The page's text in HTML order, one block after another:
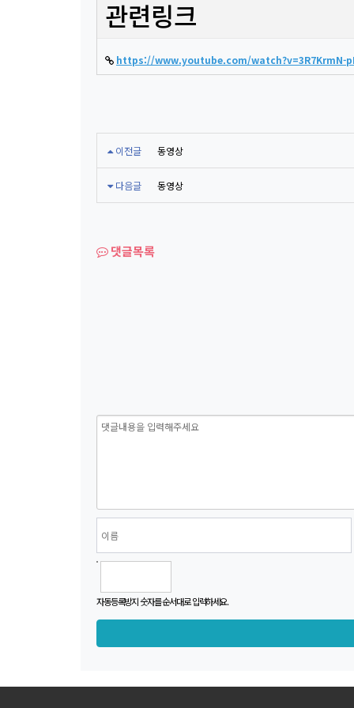
관련링크
https://www.youtube.com/watch?v=3R7KrmN-
이전글 동영상
다음글 동영상
댓글목록
자동등록방지 숫자를 순서대로 입력하세요.